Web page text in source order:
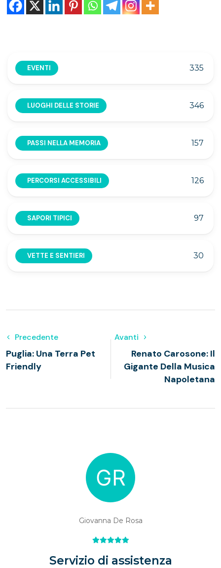
EVENTI 335
LUOGHI DELLE STORIE 346
PASSI NELLA MEMORIA 157
PERCORSI ACCESSIBILI 126
SAPORI TIPICI 97
VETTE E SENTIERI 30
Precedente
Puglia: Una Terra Pet
Friendly
Avanti
Renato Carosone: Il
Gigante Della Musica
Napoletana
Giovanna De Rosa
Servizio di assistenza